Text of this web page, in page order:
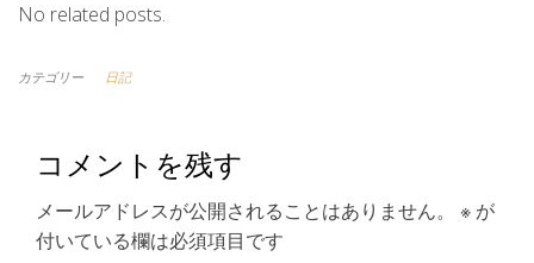
No related posts.
カテゴリー 日記
コメントを残す
メールアドレスが公開されることはありません。 ※ が
付いている欄は必須項目です